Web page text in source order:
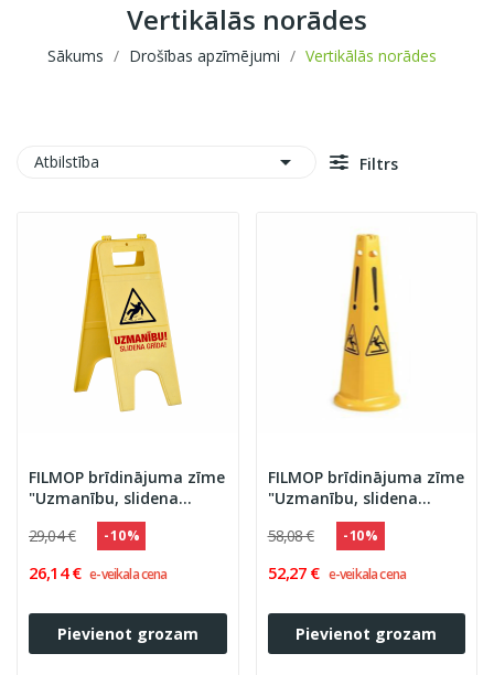
Vertikālās norādes
Sākums Drošības apzīmējumi Vertikālās norādes
Atbilstība  Filtrs
FILMOP brīdinājuma zīme
"Uzmanību, slidena
29,04 € - 10 %
26,14 € e-veikala cena
Pievienot grozam
FILMOP brīdinājuma zīme
"Uzmanību, slidena
grīda!", koniska
58,08 € - 10 %
52,27 € e-veikala cena
Pievienot grozam